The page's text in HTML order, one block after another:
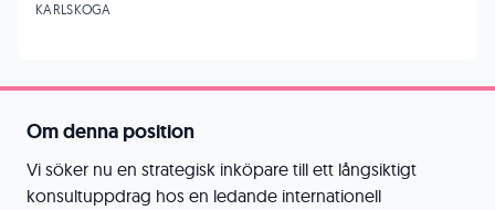
Om denna position
Vi söker nu en strategisk inköpare till ett långsiktigt
konsultuppdrag hos en ledande internationell
KARLSKOGA